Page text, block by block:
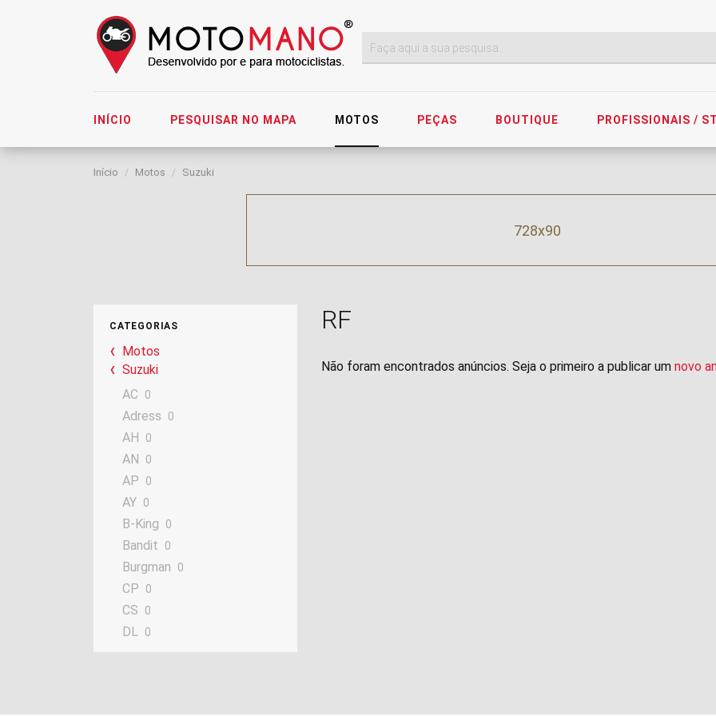
INÍCIO PESQUISAR NO MAPA MOTOS PEÇAS BOUTIQUE PROFISSIONAIS /
Início Motos Suzuki
728x90
CATEGORIAS
Motos
Suzuki
AC
0
Adress 0
AH 0
AN 0
AP 0
AY 0
B-King 0
Bandit 0
Burgman 0
CP 0
CS 0
DL 0
RF
Não foram encontrados anúncios. Seja o primeiro a publicar um novo